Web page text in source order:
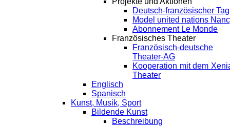
Deutsch-französischer Tag
Model united nations
Abonnement Le Monde
Französisches Theater
Französisch-deutsche
Theater-AG
Kooperation mit dem
Theater
Englisch
Spanisch
Kunst, Musik, Sport
Bildende Kunst
Beschreibung